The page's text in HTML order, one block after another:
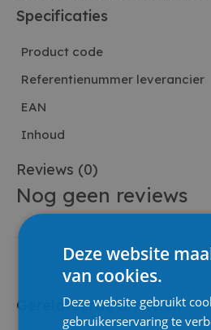
Specificaties
Product code
Referentienummer leverancier
EAN
Inhoud
Reviews (0)
Nog geen reviews
Gerelateerde artikelen
Deze website
van cookies.
Deze website gebruikt
gebruikerservaring te